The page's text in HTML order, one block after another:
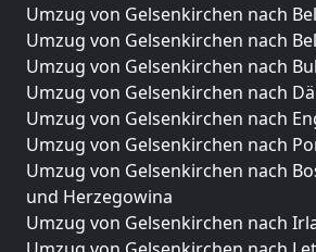
Umzug von Gelsenkirchen nach
Umzug von Gelsenkirchen nach
Umzug von Gelsenkirchen nach
Umzug von Gelsenkirchen nach
Umzug von Gelsenkirchen nach
Umzug von Gelsenkirchen nach
Umzug von Gelsenkirchen nach
und Herzegowina
Umzug von Gelsenkirchen nach